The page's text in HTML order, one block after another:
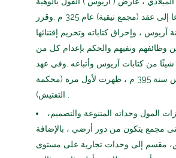
المسيح مما دعا إلى عقد (مجمع نيقية) عام 325 م .وقرر
آريوس ، وإحراق كتاباته وتحريم إقتنائها
وظائفهم ونفيهم والحكم بإعدام كل من
من كتابات آريوس وأتباعه .وفي عهد
تيودوسيوس سنة 395 م ، ظهرت لأول مرة (محكمة
المول وحداته المتنوعة والتصميم،
مجمع يتكون من دور أرضي ، بالإضافة
طوابق، مقسم إلى وحدات تجارية على مستوى